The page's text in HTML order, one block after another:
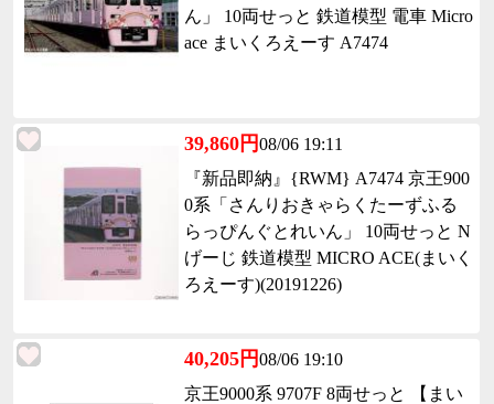
ん」 10両せっと 鉄道模型 電車 Micro
ace まいくろえーす A7474
39,860円08/06 19:11
『新品即納』{RWM} A7474 京王900
0系「さんりおきゃらくたーずふる
らっぴんぐとれいん」 10両せっと N
げーじ 鉄道模型 MICRO ACE(まいく
ろえーす)(20191226)
40,205円08/06 19:10
京王9000系 9707F 8両せっと 【まい